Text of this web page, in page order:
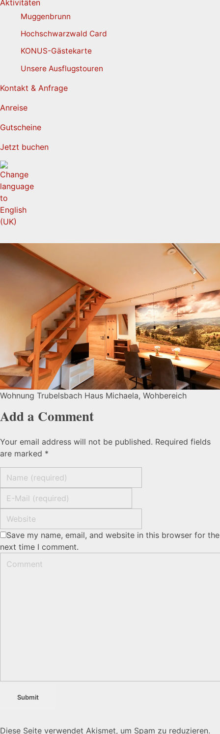
Aktivitäten
Muggenbrunn
Hochschwarzwald Card
KONUS-Gästekarte
Unsere Ausflugstouren
Kontakt & Anfrage
Anreise
Gutscheine
Jetzt buchen
Wohnung Trubelsbach Haus Michaela, Wohbereich
Add a Comment
Your email address will not be published. Required fields
are marked *
Save my name, email, and website in this browser for the
next time I comment.
Diese Seite verwendet Akismet, um Spam zu reduzieren.